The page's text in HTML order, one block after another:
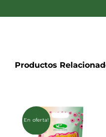
Productos
En oferta!